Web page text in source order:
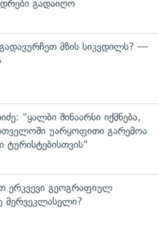
გადაიღო
მზის სიკვდილს? —
"ყალბი შინაარსი იქმნება,
უარყოფითი გარემოა
ტურისტებისთვის"
ერკვევი გეოგრაფიულ
მერვეკლასელი?